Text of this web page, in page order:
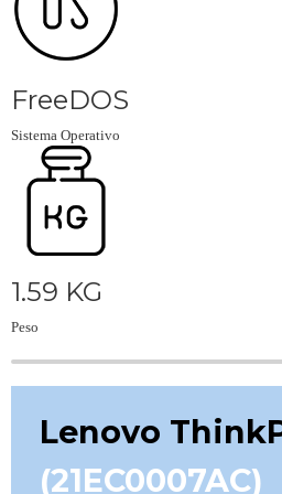
FreeDOS
Sistema Operativo
1.59 KG
Peso
Lenovo
(21EC0007AC)